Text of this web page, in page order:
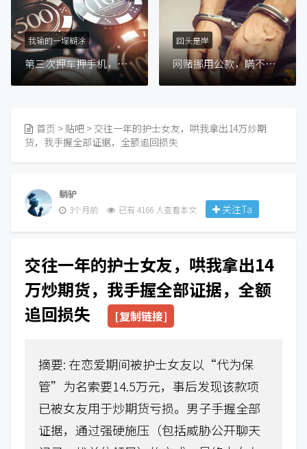
我输的一塌糊涂
第三次押车押手机，我输的一塌糊涂
回头是岸
网赌挪用公款，瞒不了多久，劝大家回头吧！
首页 > 贴吧 > 交往一年的护士女友，哄我拿出14万炒期
货，我手握全部证据，全额追回损失
躺驴
3个月前 已有 4166 人查看本文 关注Ta
交往一年的护士女友，哄我拿出14
万炒期货，我手握全部证据，全额
追回损失
[复制链接]
摘要: 在恋爱期间被护士女友以“代为保
管”为名索要14.5万元，事后发现该款项
已被女友用于炒期货亏损。男子手握全部
证据，通过强硬施压（包括威胁公开聊天